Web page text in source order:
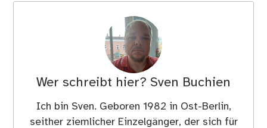
Wer schreibt hier? Sven Buchien
Ich bin Sven. Geboren 1982 in Ost-Berlin,
seither ziemlicher Einzelgänger, der sich für